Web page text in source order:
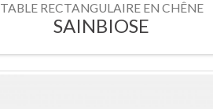
TABLE RECTANGULAIRE EN CHÊNE
SAINBIOSE